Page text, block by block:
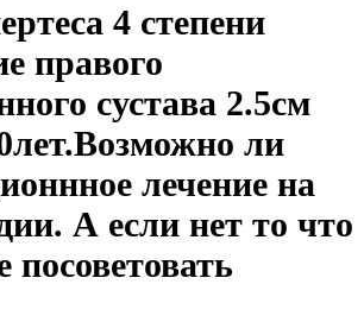
4 степени
правого
сустава 2.5см
ли
лечение на
А если нет то что